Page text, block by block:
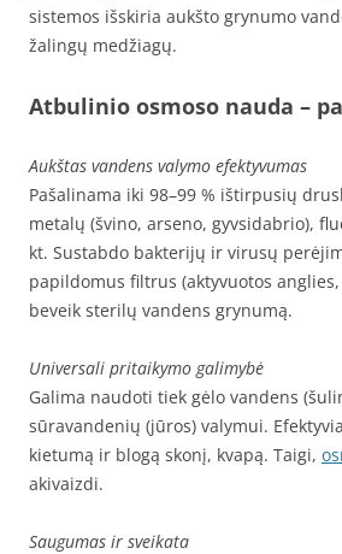
sistemos išskiria aukšto grynumo
žalingų medžiagų.
Atbulinio osmoso nauda –
Aukštas vandens valymo efektyvumas
Pašalinama iki 98–99 % ištirpusių
metalų (švino, arseno, gyvsidabrio),
kt. Sustabdo bakterijų ir virusų
papildomus filtrus (aktyvuotos
beveik sterilų vandens grynumą.
Universali pritaikymo galimybė
Galima naudoti tiek gėlo vandens
sūravandenių (jūros) valymui.
kietumą ir blogą skonį, kvapą. Taigi,
akivaizdi.
Saugumas ir sveikata